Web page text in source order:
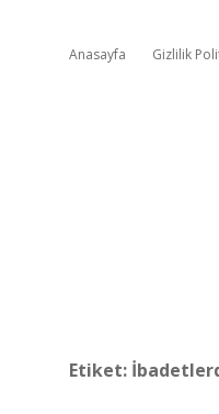
Anasayfa Gizlilik
Etiket: